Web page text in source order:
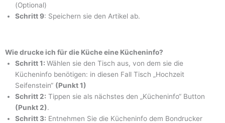
(Optional)
Schritt 9: Speichern sie den Artikel ab.
Wie drucke ich für die Küche eine Kücheninfo?
Schritt 1: Wählen sie den Tisch aus, von dem sie die
Kücheninfo benötigen: in diesen Fall Tisch „Hochzeit
Seifenstein“ (Punkt 1)
Schritt 2: Tippen sie als nächstes den „Kücheninfo“ Button
(Punkt 2).
Schritt 3: Entnehmen Sie die Kücheninfo dem Bondrucker